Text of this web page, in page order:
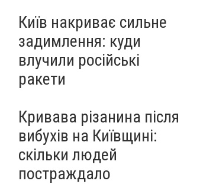
Київ накриває сильне
задимлення: куди
влучили російські
ракети
Кривава різанина після
вибухів на Київщині:
скільки людей
постраждало